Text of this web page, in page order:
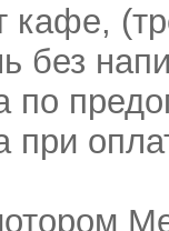
кафе,
без
по
при